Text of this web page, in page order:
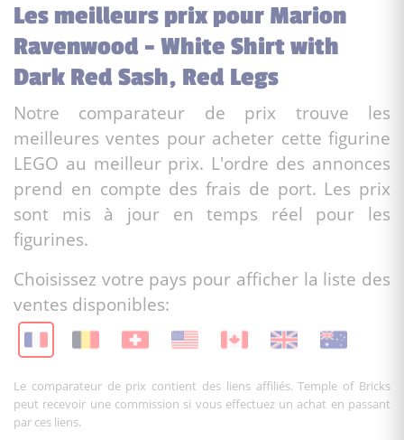
Les meilleurs prix pour Marion
Ravenwood - White Shirt with
Dark Red Sash, Red Legs
Notre comparateur de prix trouve les
meilleures ventes pour acheter cette figurine
LEGO au meilleur prix. L'ordre des annonces
prend en compte des frais de port. Les prix
sont mis à jour en temps réel pour les
figurines.
Choisissez votre pays pour afficher la liste des
ventes disponibles:
Le comparateur de prix contient des liens affiliés. Temple of Bricks
peut recevoir une commission si vous effectuez un achat en passant
par ces liens.